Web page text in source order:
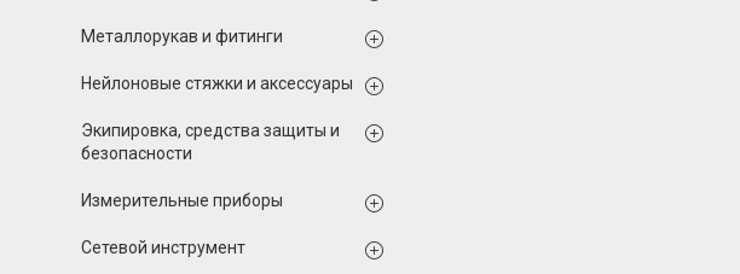
Металлорукав и фитинги
Нейлоновые стяжки и аксессуары
Экипировка, средства защиты и
безопасности
Измерительные приборы
Сетевой инструмент